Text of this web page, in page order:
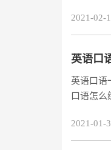
2021-02-
英语口
英语口语
口语怎么
2021-01-